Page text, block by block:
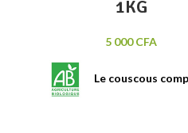
1KG
5 000CFA
Le couscous